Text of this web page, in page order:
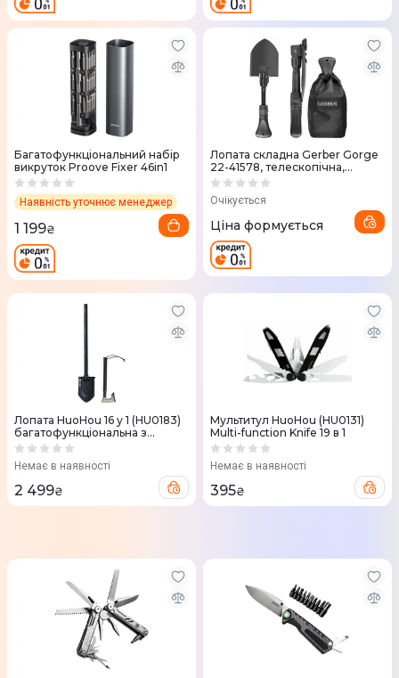
Багатофункціональний набір
викруток Proove Fixer 46in1
Наявність уточнює менеджер
1 199₴
Лопата складна Gerber Gorge
22-41578, телескопічна,
функція молотка, 42см
Очікується
Ціна формується
Лопата HuoHou 16 у 1 (HU0183)
багатофункцiональна з
сокирою
Немає в наявності
2 499₴
Мультитул HuoHou (HU0131)
Multi-function Knife 19 в 1
Немає в наявності
395₴